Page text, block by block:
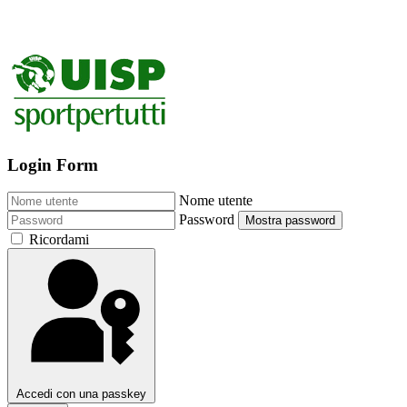
Login Form
Nome utente
Password
Mostra password
Ricordami
Accedi con una passkey